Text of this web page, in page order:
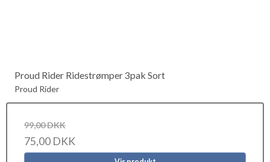
Proud Rider Ridestrømper 3pak Sort
Proud Rider
99,00 DKK
75,00 DKK